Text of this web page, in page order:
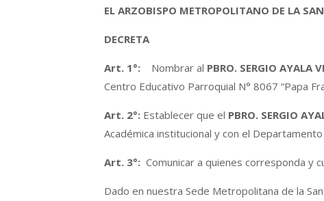
EL ARZOBISPO METROPOLITANO DE LA
DECRETA
Art. 1°: Nombrar al PBRO. SERGIO AYALA
Centro Educativo Parroquial N° 8067 “Papa
Art. 2°: Establecer que el PBRO. SERGIO
Académica institucional y con el
Art. 3°: Comunicar a quienes corresponda y
Dado en nuestra Sede Metropolitana de la